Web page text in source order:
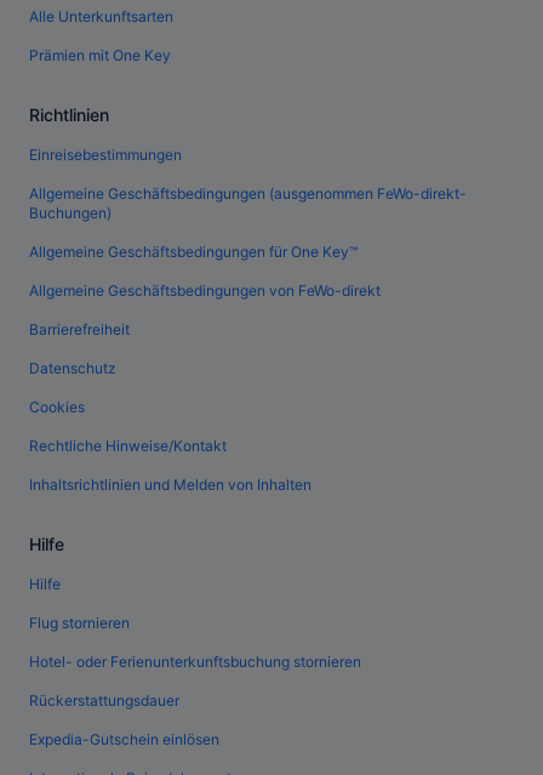
Alle Unterkunftsarten
Prämien mit One Key
Richtlinien
Einreisebestimmungen
Allgemeine Geschäftsbedingungen (ausgenommen FeWo-direkt-
Buchungen)
Allgemeine Geschäftsbedingungen für One Key™
Allgemeine Geschäftsbedingungen von FeWo-direkt
Barrierefreiheit
Datenschutz
Cookies
Rechtliche Hinweise/Kontakt
Inhaltsrichtlinien und Melden von Inhalten
Hilfe
Hilfe
Flug stornieren
Hotel- oder Ferienunterkunftsbuchung stornieren
Rückerstattungsdauer
Expedia-Gutschein einlösen